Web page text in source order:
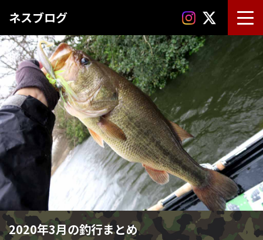
ネスブログ
2020年3月の釣行まとめ